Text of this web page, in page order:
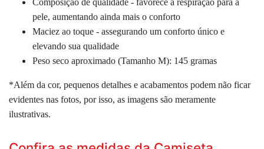
Composição de qualidade - favorece a respiração para a
pele, aumentando ainda mais o conforto
Maciez ao toque - assegurando um conforto único e
elevando sua qualidade
Peso seco aproximado (Tamanho M): 145 gramas
*Além da cor, pequenos detalhes e acabamentos podem não ficar
evidentes nas fotos, por isso, as imagens são meramente
ilustrativas.